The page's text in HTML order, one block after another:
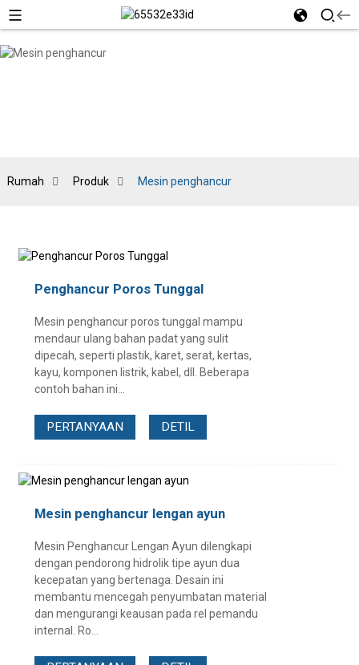
Rumah Produk Mesin penghancur
Penghancur Poros Tunggal
Mesin penghancur poros tunggal mampu
mendaur ulang bahan padat yang sulit
dipecah, seperti plastik, karet, serat, kertas,
kayu, komponen listrik, kabel, dll. Beberapa
contoh bahan ini...
PERTANYAAN DETIL
Mesin penghancur lengan ayun
Mesin Penghancur Lengan Ayun dilengkapi
dengan pendorong hidrolik tipe ayun dua
kecepatan yang bertenaga. Desain ini
membantu mencegah penyumbatan material
dan mengurangi keausan pada rel pemandu
internal. Ro...